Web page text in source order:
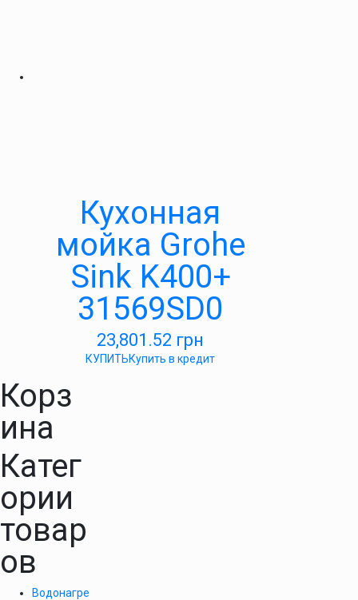
Кухонная
мойка Grohe
Sink K400+
31569SD0
23,801.52 грн
КУПИТЬКупить в кредит
Корз
ина
Катег
ории
товар
ов
Водонагре